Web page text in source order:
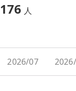
176 人
2026/07